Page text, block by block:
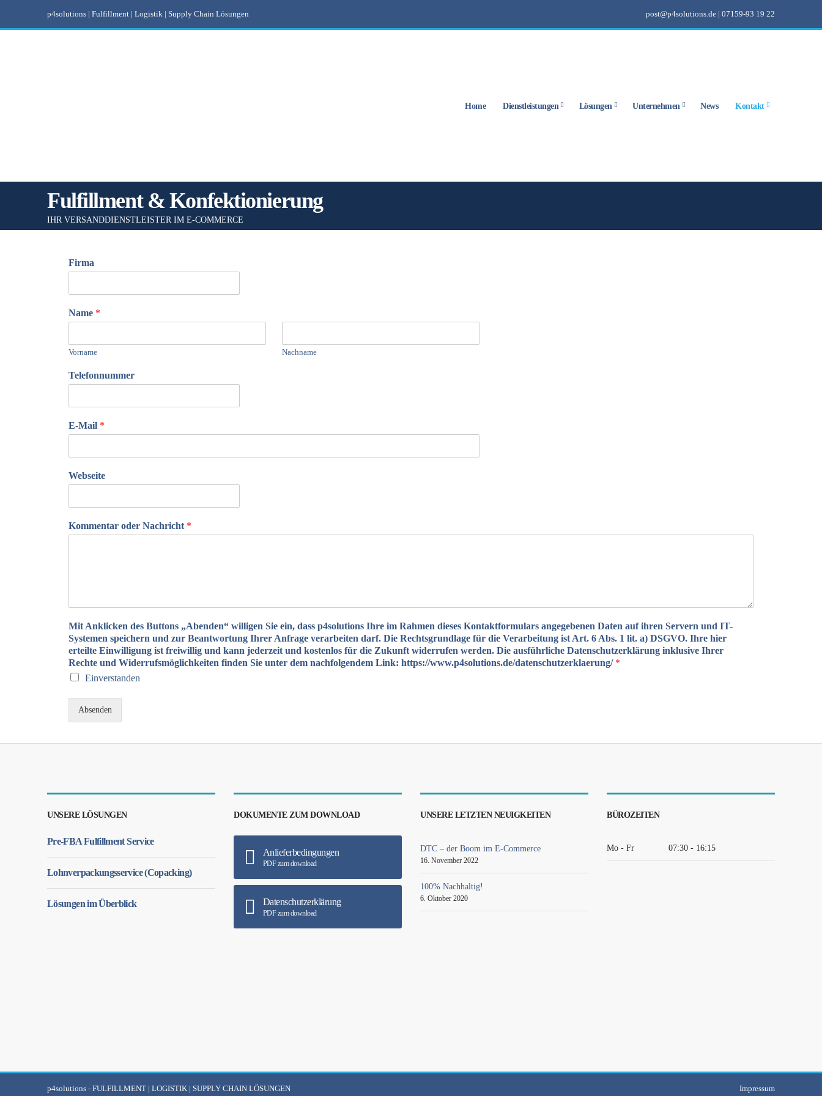
p4solutions | Fulfillment | Logistik | Supply Chain Lösungen post@p4solutions.de | 07159-93 19 22
Home Dienstleistungen Lösungen Unternehmen News Kontakt
Fulfillment & Konfektionierung
IHR VERSANDDIENSTLEISTER IM E-COMMERCE
Firma
Name *
Vorname Nachname
Telefonnummer
E-Mail *
Webseite
Kommentar oder Nachricht *
Mit Anklicken des Buttons „Abenden“ willigen Sie ein, dass p4solutions Ihre im Rahmen dieses Kontaktformulars angegebenen Daten auf ihren Servern und IT-
Systemen speichern und zur Beantwortung Ihrer Anfrage verarbeiten darf. Die Rechtsgrundlage für die Verarbeitung ist Art. 6 Abs. 1 lit. a) DSGVO. Ihre hier
erteilte Einwilligung ist freiwillig und kann jederzeit und kostenlos für die Zukunft widerrufen werden. Die ausführliche Datenschutzerklärung inklusive Ihrer
Rechte und Widerrufsmöglichkeiten finden Sie unter dem nachfolgendem Link: https://www.p4solutions.de/datenschutzerklaerung/ *
Einverstanden
Absenden
UNSERE LÖSUNGEN
Pre-FBA Fulfillment Service
Lohnverpackungsservice (Copacking)
Lösungen im Überblick
DOKUMENTE ZUM DOWNLOAD
Anlieferbedingungen
PDF zum download
Datenschutzerklärung
PDF zum download
UNSERE LETZTEN NEUIGKEITEN
DTC – der Boom im E-Commerce
16. November 2022
100% Nachhaltig!
6. Oktober 2020
BÜROZEITEN
Mo - Fr 07:30 - 16:15
p4solutions - FULFILLMENT | LOGISTIK | SUPPLY CHAIN LÖSUNGEN Impressum